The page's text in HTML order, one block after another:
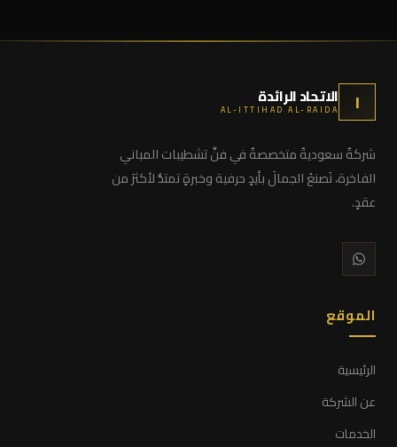
ا الاتحاد الرائدة
AL-ITTIHAD AL-RAIDA
شركةٌ سعوديةٌ متخصصةٌ في فنِّ تشطيبات المباني
الفاخرة، نَصنعُ الجمالَ بأيدٍ حرفية وخبرةٍ تمتدُّ لأكثرَ من
عقدٍ.
الموقع
الرئيسية
عن الشركة
الخدمات